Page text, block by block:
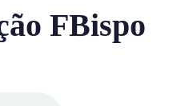
FBispo